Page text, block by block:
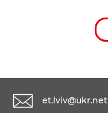
et.lviv@ukr.net